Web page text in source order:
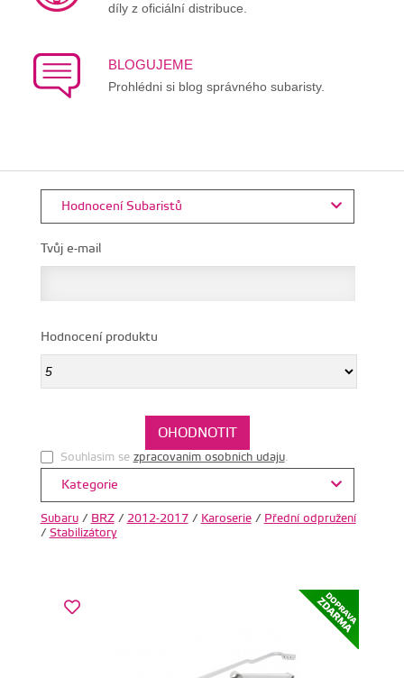
díly z oficiální distribuce.
BLOGUJEME
Prohlédni si blog správného subaristy.
Hodnocení Subaristů
Tvůj e-mail
Hodnocení produktu
Souhlasim se zpracovanim osobnich udaju.
Kategorie
Subaru/ BRZ/ 2012-2017/ Karoserie/ Přední odpružení
/ Stabilizátory